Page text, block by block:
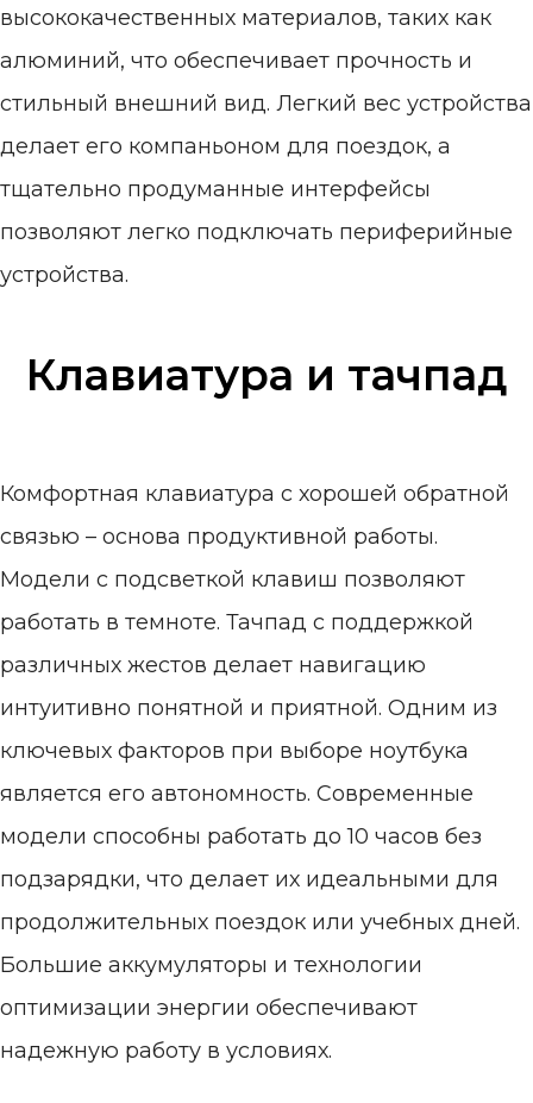
высококачественных материалов, таких как
алюминий, что обеспечивает прочность и
стильный внешний вид. Легкий вес устройства
делает его компаньоном для поездок, а
тщательно продуманные интерфейсы
позволяют легко подключать периферийные
устройства.
Клавиатура и тачпад
Комфортная клавиатура с хорошей обратной
связью – основа продуктивной работы.
Модели с подсветкой клавиш позволяют
работать в темноте. Тачпад с поддержкой
различных жестов делает навигацию
интуитивно понятной и приятной. Одним из
ключевых факторов при выборе ноутбука
является его автономность. Современные
модели способны работать до 10 часов без
подзарядки, что делает их идеальными для
продолжительных поездок или учебных дней.
Большие аккумуляторы и технологии
оптимизации энергии обеспечивают
надежную работу в условиях.